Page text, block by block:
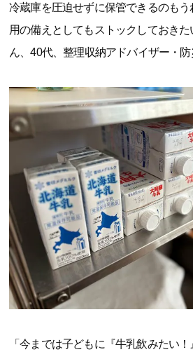
冷蔵庫を圧迫せずに保管できるのも
用の備えとしてもストックしておき
ん、40代、整理収納アドバイザー・防
「今までは子どもに『牛乳飲みたい